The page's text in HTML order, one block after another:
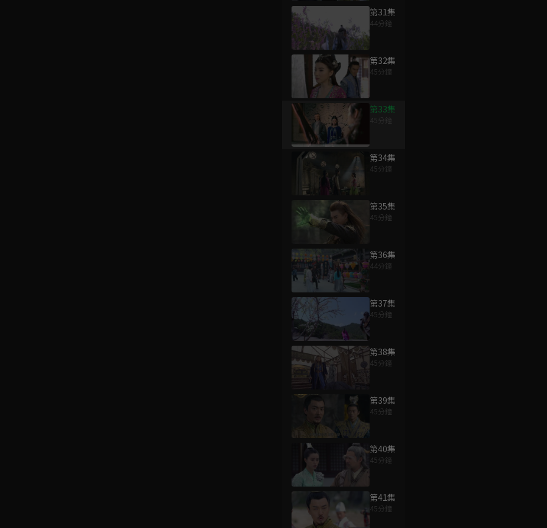
第31集
44分鐘
第32集
45分鐘
第33集
第34集
45分鐘
第35集
45分鐘
第36集
44分鐘
第37集
45分鐘
第38集
45分鐘
第39集
45分鐘
第40集
45分鐘
第41集
45分鐘